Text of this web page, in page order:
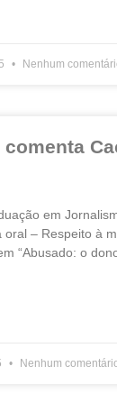
Nenhum
em
oral – Respeito à
“Abusado: o
Nenhum